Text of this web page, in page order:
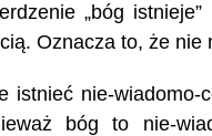
„bóg
Oznacza to, że nie
istnieć nie-wiadomo-
bóg to nie-